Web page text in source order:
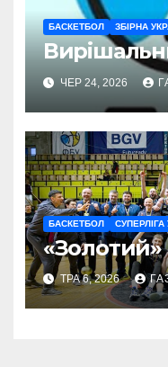
БАСКЕТБОЛ ЗБІРНА
ЧЕР 24, 2026
БАСКЕТБОЛ СУПЕРЛІГА
«Золотий»
ТРА 6, 2026